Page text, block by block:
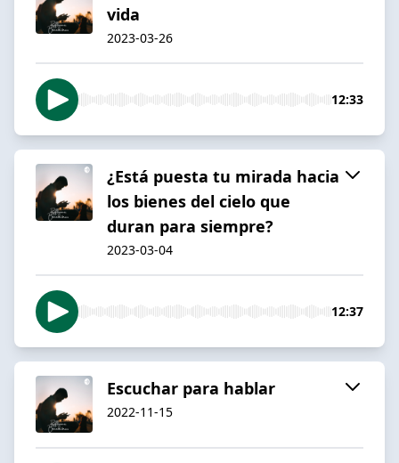
vida
2023-03-26
12:33
¿Está puesta tu mirada hacia
los bienes del cielo que
duran para siempre?
2023-03-04
12:37
Escuchar para hablar
2022-11-15